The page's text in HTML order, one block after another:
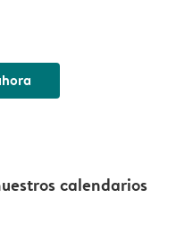
calendarios